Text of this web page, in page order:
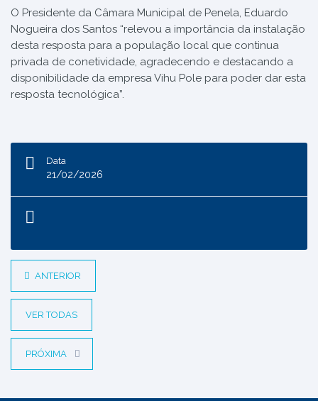
O Presidente da Câmara Municipal de Penela, Eduardo
Nogueira dos Santos “relevou a importância da instalação
desta resposta para a população local que continua
privada de conetividade, agradecendo e destacando a
disponibilidade da empresa Vihu Pole para poder dar esta
resposta tecnológica”.
Data
21/02/2026
ANTERIOR
VER TODAS
PRÓXIMA